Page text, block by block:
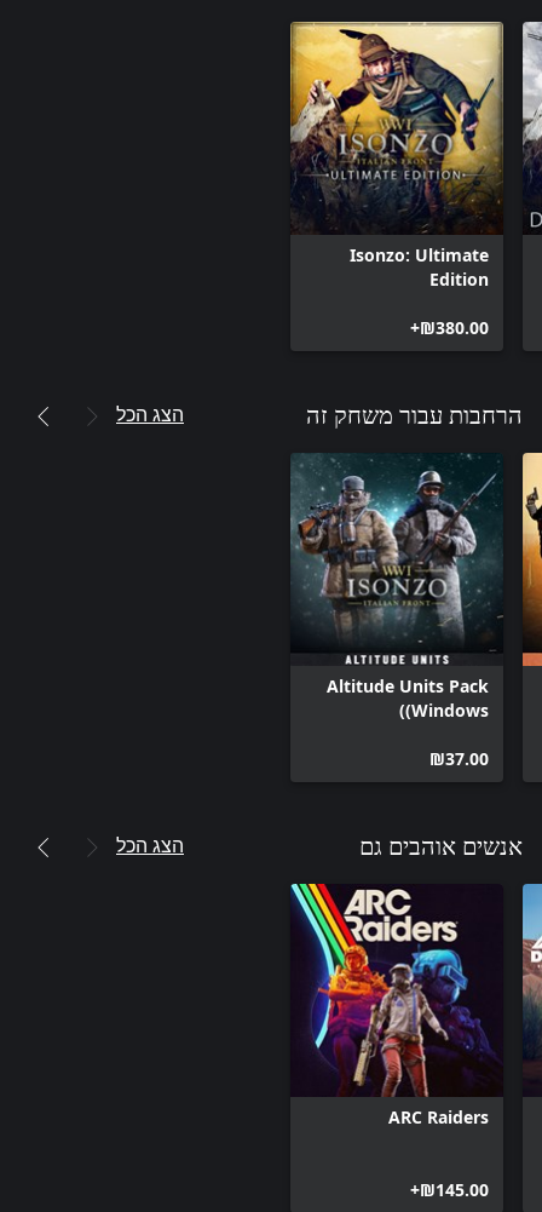
Isonzo: Ultimate
Edition
‪₪‎380.00‬+
הרחבות עבור משחק זה הצג הכל
Altitude Units Pack
(Windows)
‪₪‎37.00‬
אנשים אוהבים גם הצג הכל
ARC Raiders
‪₪‎145.00‬+